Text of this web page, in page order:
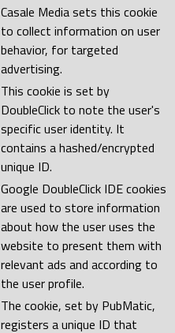
Casale Media sets this cookie
to collect information on user
behavior, for targeted
advertising.
This cookie is set by
DoubleClick to note the user's
specific user identity. It
contains a hashed/encrypted
unique ID.
Google DoubleClick IDE cookies
are used to store information
about how the user uses the
website to present them with
relevant ads and according to
the user profile.
The cookie, set by PubMatic,
registers a unique ID that